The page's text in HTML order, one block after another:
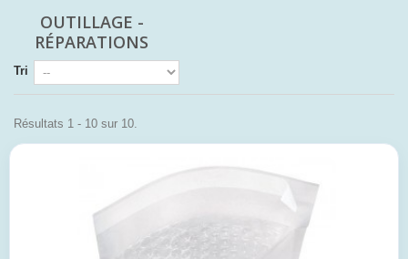
OUTILLAGE -
RÉPARATIONS
Tri
Résultats 1 - 10 sur 10.